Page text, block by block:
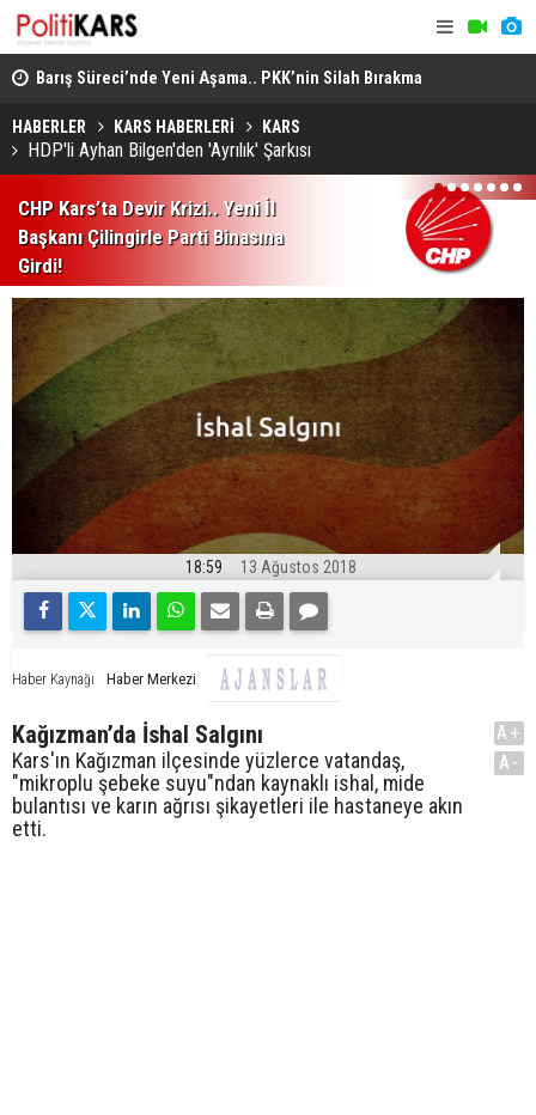
Barış Süreci’nde Yeni Aşama.. PKK’nin Silah Bırakma
Kararından Meclis’teki “Çerçeve Yasa”na!
HABERLER KARS HABERLERİ KARS
HDP'li Ayhan Bilgen'den 'Ayrılık' Şarkısı
CHP Kars’ta Devir Krizi.. Yeni İl
Başkanı Çilingirle Parti Binasına
Girdi!
1 2 3 4 5 6 7
18:59 13 Ağustos 2018
Haber Kaynağı Haber Merkezi
Kağızman’da İshal Salgını
Kars'ın Kağızman ilçesinde yüzlerce vatandaş,
"mikroplu şebeke suyu"ndan kaynaklı ishal, mide
bulantısı ve karın ağrısı şikayetleri ile hastaneye akın
etti.
A+
A-